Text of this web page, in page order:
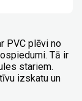
PVC plēvi no
Tā ir
stariem.
izskatu un